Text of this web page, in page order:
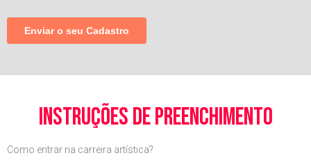
instruções de preenchimento
Como entrar na carreira artística?